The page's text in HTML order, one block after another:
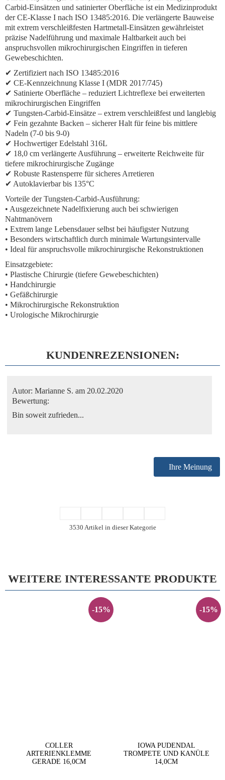
Carbid-Einsätzen und satinierter Oberfläche ist ein Medizinprodukt
der CE-Klasse I nach ISO 13485:2016. Die verlängerte Bauweise
mit extrem verschleißfesten Hartmetall-Einsätzen gewährleistet
präzise Nadelführung und maximale Haltbarkeit auch bei
anspruchsvollen mikrochirurgischen Eingriffen in tieferen
Gewebeschichten.
✔ Zertifiziert nach ISO 13485:2016
✔ CE-Kennzeichnung Klasse I (MDR 2017/745)
✔ Satinierte Oberfläche – reduziert Lichtreflexe bei erweiterten
mikrochirurgischen Eingriffen
✔ Tungsten-Carbid-Einsätze – extrem verschleißfest und langlebig
✔ Fein gezahnte Backen – sicherer Halt für feine bis mittlere
Nadeln (7-0 bis 9-0)
✔ Hochwertiger Edelstahl 316L
✔ 18,0 cm verlängerte Ausführung – erweiterte Reichweite für
tiefere mikrochirurgische Zugänge
✔ Robuste Rastensperre für sicheres Arretieren
✔ Autoklavierbar bis 135°C
Vorteile der Tungsten-Carbid-Ausführung:
• Ausgezeichnete Nadelfixierung auch bei schwierigen
Nahtmanövern
• Extrem lange Lebensdauer selbst bei häufigster Nutzung
• Besonders wirtschaftlich durch minimale Wartungsintervalle
• Ideal für anspruchsvolle mikrochirurgische Rekonstruktionen
Einsatzgebiete:
• Plastische Chirurgie (tiefere Gewebeschichten)
• Handchirurgie
• Gefäßchirurgie
• Mikrochirurgische Rekonstruktion
• Urologische Mikrochirurgie
KUNDENREZENSIONEN:
Autor: Marianne S. am 20.02.2020
Bewertung:
Bin soweit zufrieden...
Ihre Meinung
3530 Artikel in dieser Kategorie
WEITERE INTERESSANTE PRODUKTE
-15%
COLLER
ARTERIENKLEMME
GERADE 16,0CM
-15%
IOWA PUDENDAL
TROMPETE UND KANÜLE
14,0CM